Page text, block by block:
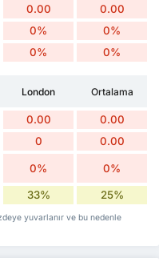
0.00 0.00
0% 0%
0% 0%
London Ortalama
0.00 0.00
0 0.00
0% 0%
33% 25%
yuvarlanır ve bu nedenle